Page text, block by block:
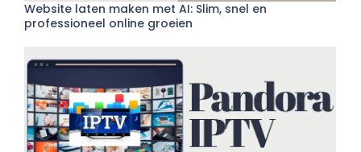
Website laten maken met AI: Slim, snel en
professioneel online groeien